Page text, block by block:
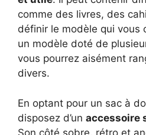
comme des livres, des
définir le modèle qui vous
un modèle doté de
vous pourrez aisément
divers.
En optant pour un sac à
disposez d’un accessoire
Son côté sobre, rétro et